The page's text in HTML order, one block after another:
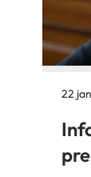
22